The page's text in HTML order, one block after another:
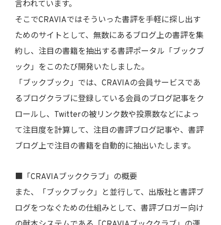
言われています。
そこでCRAVIAではそういった書評を手軽に探し出す
ためのサイトとして、無数にあるブログ上の書評を集
約し、注目の書籍を抽出する書評ポータル「ブックブ
ック」をこのたび開発いたしました。
「ブックブック」では、CRAVIAの会員サービスであ
るブログクラブに登録している会員のブログ記事をク
ロールし、Twitterの被リンク数や投票数などによっ
て注目度を計算して、注目の書評ブログ記事や、書評
ブログ上で注目の書籍を自動的に抽出いたします。
■「CRAVIAブッククラブ」の概要
また、「ブックブック」と並行して、出版社と書評ブ
ログをつなぐための仕組みとして、書評ブロガー向け